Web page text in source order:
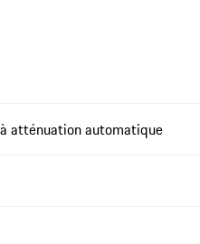
atténuation automatique